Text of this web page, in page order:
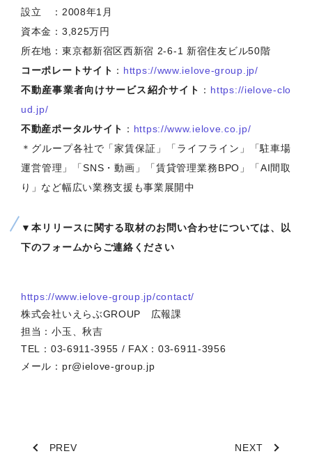
設立 ：2008年1月
資本金：3,825万円
所在地：東京都新宿区西新宿 2-6-1 新宿住友ビル50階
コーポレートサイト ： https://www.ielove-group.jp/
不動産事業者向けサービス紹介サイト ： https://ielove-clo
ud.jp/
不動産ポータルサイト ： https://www.ielove.co.jp/
＊グループ各社で「家賃保証」「ライフライン」「駐車場
運営管理」「SNS・動画」「賃貸管理業務BPO」「AI間取
り」など幅広い業務支援も事業展開中
▼本リリースに関する取材のお問い合わせについては、以
下のフォームからご連絡ください
https://www.ielove-group.jp/contact/
株式会社いえらぶGROUP 広報課
担当：小玉、秋吉
TEL：03-6911-3955 / FAX：03-6911-3956
メール：pr@ielove-group.jp
PREV NEXT